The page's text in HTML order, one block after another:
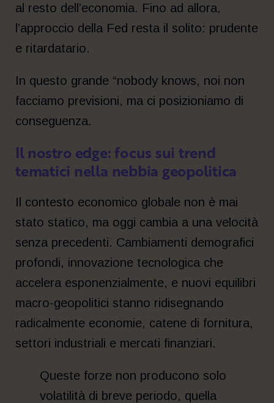
al resto dell’economia. Fino ad allora,
l’approccio della Fed resta il solito: prudente
e ritardatario.
In questo grande “nobody knows, noi non
facciamo previsioni, ma ci posizioniamo di
conseguenza.
Il nostro edge: focus sui trend
tematici nella nebbia geopolitica
Il contesto economico globale non è mai
stato statico, ma oggi cambia a una velocità
senza precedenti. Cambiamenti demografici
profondi, innovazione tecnologica che
accelera esponenzialmente, e nuovi equilibri
macro-geopolitici stanno ridisegnando
radicalmente economie, catene di fornitura,
settori industriali e mercati finanziari.
Queste forze non producono solo
volatilità di breve periodo, quella